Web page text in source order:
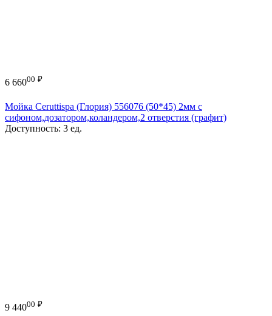
6 66000 ₽
Мойка Ceruttispa (Глория) 556076 (50*45) 2мм с
сифоном,дозатором,коландером,2 отверстия (графит)
Доступность: 3 ед.
9 44000 ₽